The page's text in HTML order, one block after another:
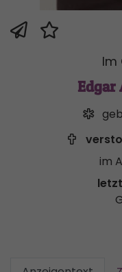
Im
Edgar
im